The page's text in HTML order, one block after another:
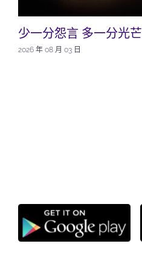
少一分怨言 多一分光芒
2026 年 08 月 03 日